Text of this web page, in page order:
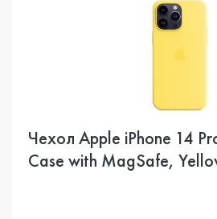
Чехол Apple iPhone 14
Case with MagSafe,